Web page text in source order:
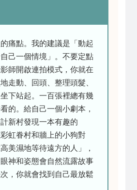
痛點。我的建議是「動起
己一個情境」。不要定點
師開啟連拍模式，你就在
走動、回頭、整理頭髮、
下站起。一百張裡總有幾
的。給自己一個小劇本，
新村發現一本有趣的
虹眷村和牆上的小狗對
美濕地等待遠方的人」，
神和姿態會自然流露故事
，你就會找到自己最放鬆